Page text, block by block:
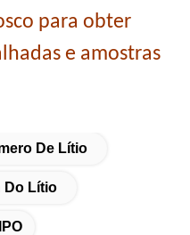
para obter
e amostras
De Lítio
Do Lítio